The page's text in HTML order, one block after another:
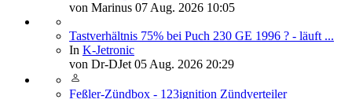
von Marinus 07 Aug. 2026 10:05
Tastverhältnis 75% bei Puch 230 GE 1996 ? - läuft ...
In K-Jetronic
von Dr-DJet 05 Aug. 2026 20:29
Feßler-Zündbox - 123ignition Zündverteiler